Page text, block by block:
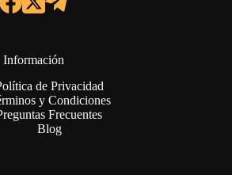
Información
de Privacidad
y Condiciones
Frecuentes
Blog